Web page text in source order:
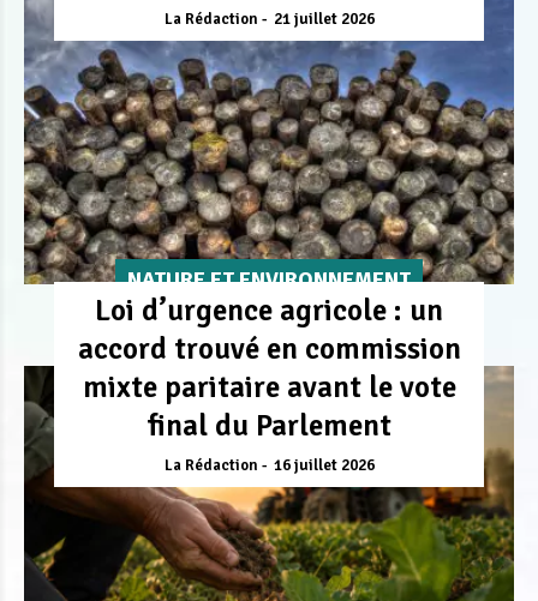
La Rédaction 21 juillet 2026
NATURE ET ENVIRONNEMENT
Loi d’urgence agricole : un
accord trouvé en commission
mixte paritaire avant le vote
final du Parlement
La Rédaction 16 juillet 2026